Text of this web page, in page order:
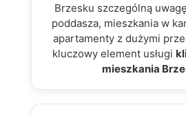
Brzesku szczególną
poddasza, mieszkania w
apartamenty z dużymi
kluczowy element usługi
mieszkania